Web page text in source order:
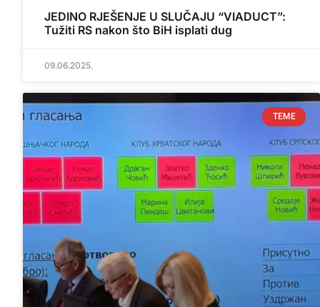
JEDINO RJEŠENJE U SLUČAJU “VIADUCT”:
Tužiti RS nakon što BiH isplati dug
09.06.2025.
TEME